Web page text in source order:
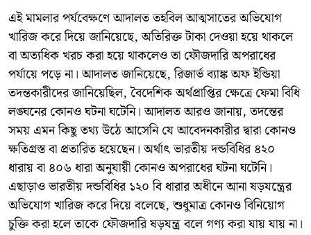
এই মামলার পর্যবেক্ষণে আদালত তহবিল আত্মসাতের অভিযোগ
খারিজ করে দিয়ে জানিয়েছে, অতিরিক্ত টাকা দেওয়া হয়ে থাকলে
বা অত্যধিক খরচ করা হয়ে থাকলেও তা ফৌজদারি অপরাধের
পর্যায়ে পড়ে না। আদালত জানিয়েছে, রিজার্ভ ব্যাঙ্ক অফ ইন্ডিয়া
তদন্তকারীদের জানিয়েছিল, বৈদেশিক অর্থপ্রাপ্তির ক্ষেত্রে ফেমা বিধি
লঙ্ঘনের কোনও ঘটনা ঘটেনি। আদালত আরও জানায়, তদন্তের
সময় এমন কিছু তথ্য উঠে আসেনি যে আবেদনকারীর দ্বারা কোনও
ক্ষতিগ্রস্ত বা প্রতারিত হয়েছেন। অর্থাৎ ভারতীয় দন্ডবিধির ৪২০
ধারায় বা ৪০৬ ধারা অনুযায়ী কোনও অপরাধের ঘটনা ঘটেনি।
এছাড়াও ভারতীয় দন্ডবিধির ১২০ বি ধারার অধীনে আনা ষড়যন্ত্রের
অভিযোগ খারিজ করে দিয়ে বলেছে, শুধুমাত্র কোনও বিনিয়োগ
চুক্তি করা হলে তাকে ফৌজদারি ষড়যন্ত্র বলে গণ্য করা যায় যায় না।